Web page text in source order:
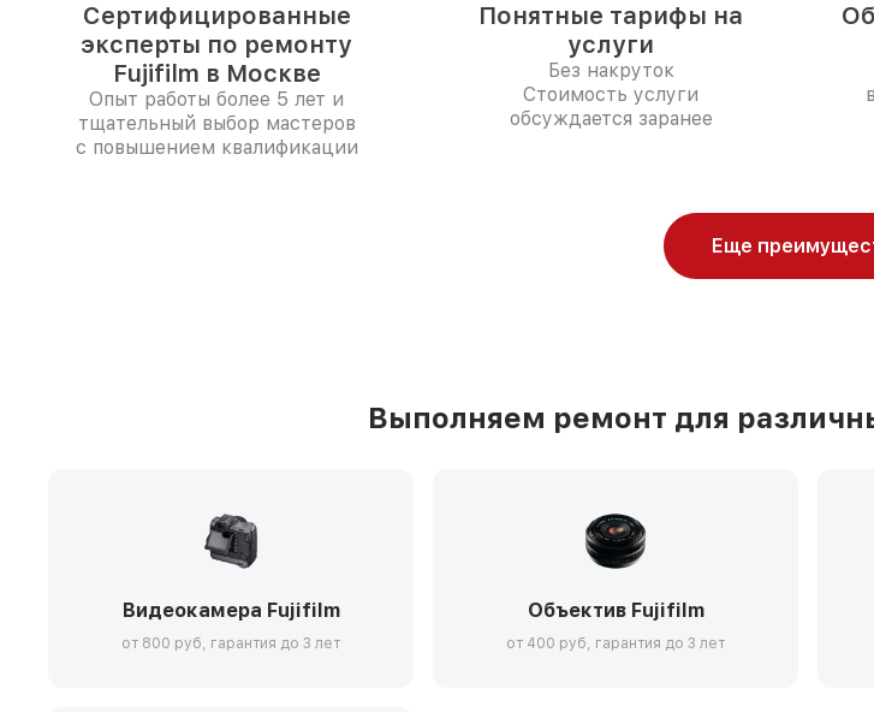
Сертифицированные
эксперты по ремонту
Fujifilm в Москве
Опыт работы более 5 лет и
тщательный выбор мастеров
с повышением квалификации
Понятные тарифы на
услуги
Без накруток
Стоимость услуги
обсуждается заранее
Еще
Выполняем ремонт для
Видеокамера Fujifilm
от 800 руб, гарантия до 3 лет
Объектив Fujifilm
от 400 руб, гарантия до 3 лет